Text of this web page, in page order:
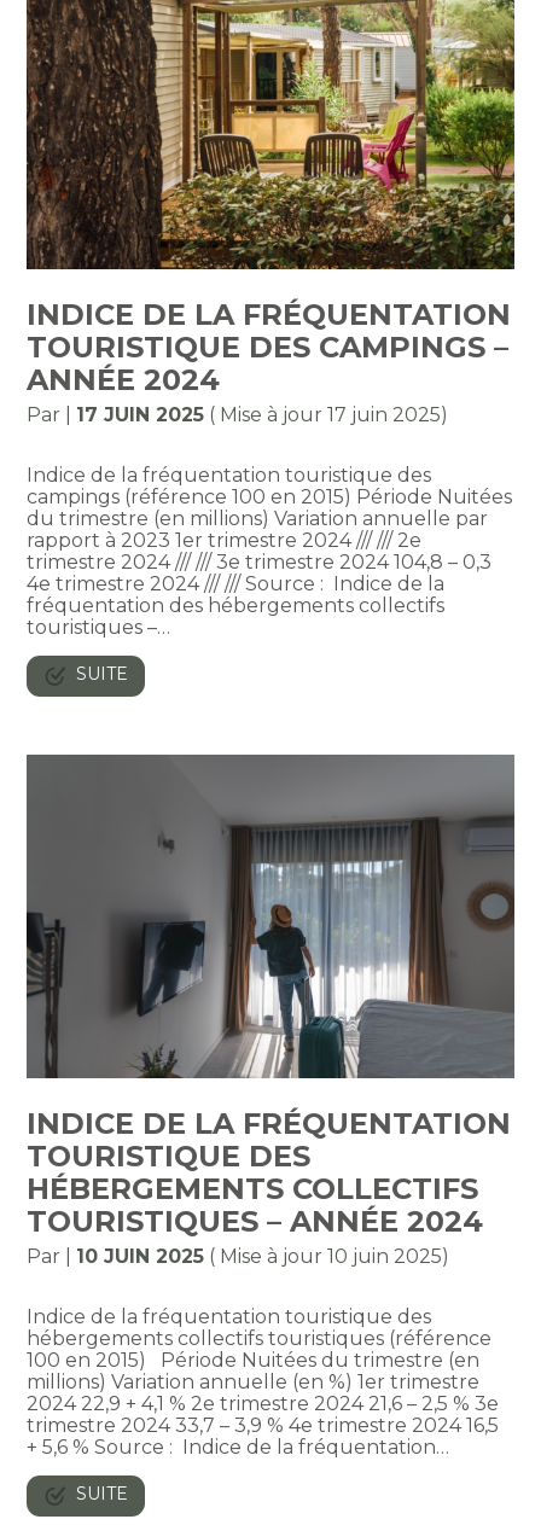
INDICE DE LA FRÉQUENTATION
TOURISTIQUE DES CAMPINGS –
ANNÉE 2024
Par 17 JUIN 2025 ( Mise à jour 17 juin 2025)
Indice de la fréquentation touristique des
campings (référence 100 en 2015) Période Nuitées
du trimestre (en millions) Variation annuelle par
rapport à 2023 1er trimestre 2024 /// /// 2e
trimestre 2024 /// /// 3e trimestre 2024 104,8 – 0,3
4e trimestre 2024 /// /// Source : Indice de la
fréquentation des hébergements collectifs
touristiques –…
SUITE
INDICE DE LA FRÉQUENTATION
TOURISTIQUE DES
HÉBERGEMENTS COLLECTIFS
TOURISTIQUES – ANNÉE 2024
Par 10 JUIN 2025 ( Mise à jour 10 juin 2025)
Indice de la fréquentation touristique des
hébergements collectifs touristiques (référence
100 en 2015) Période Nuitées du trimestre (en
millions) Variation annuelle (en %) 1er trimestre
2024 22,9 + 4,1 % 2e trimestre 2024 21,6 – 2,5 % 3e
trimestre 2024 33,7 – 3,9 % 4e trimestre 2024 16,5
+ 5,6 % Source : Indice de la fréquentation…
SUITE